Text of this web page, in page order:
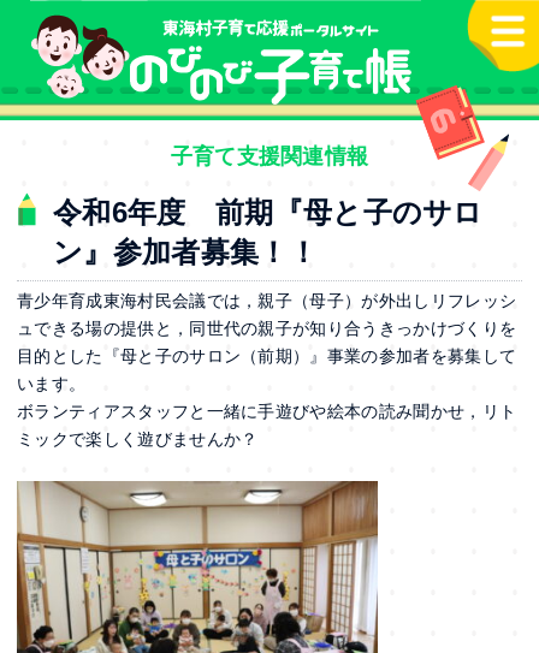
本文へ
子育て支援関連情報
令和6年度 前期『母と子のサロ
ン』参加者募集！！
青少年育成東海村民会議では，親子（母子）が外出しリフレッシ
ュできる場の提供と，同世代の親子が知り合うきっかけづくりを
目的とした『母と子のサロン（前期）』事業の参加者を募集して
います。
ボランティアスタッフと一緒に手遊びや絵本の読み聞かせ，リト
ミックで楽しく遊びませんか？